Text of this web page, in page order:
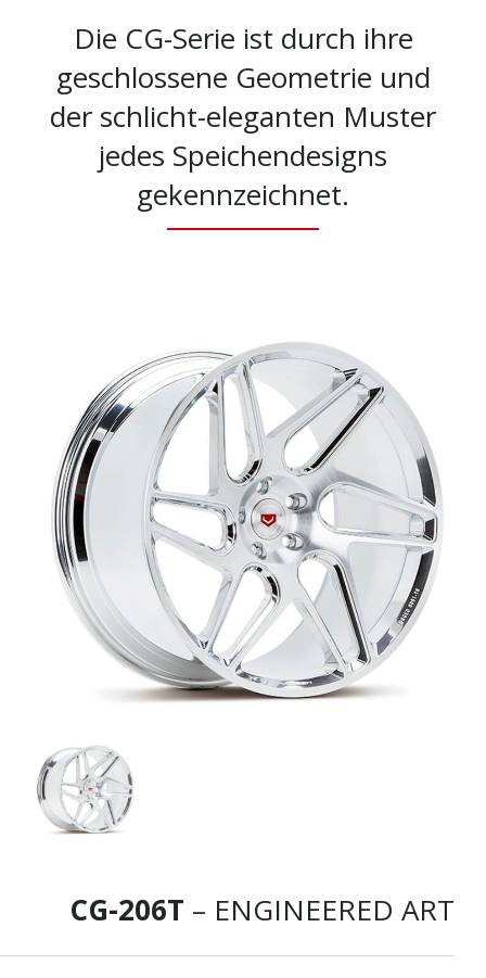
Die CG-Serie ist durch ihre
geschlossene Geometrie und
der schlicht-eleganten Muster
jedes Speichendesigns
gekennzeichnet.
CG-206T – ENGINEERED ART